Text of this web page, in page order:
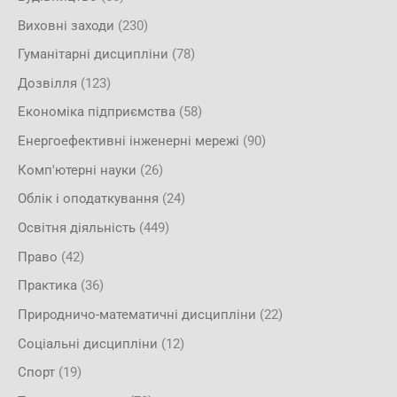
Виховні заходи (230)
Гуманітарні дисципліни (78)
Дозвілля (123)
Економіка підприємства (58)
Енергоефективні інженерні мережі (90)
Комп'ютерні науки (26)
Облік і оподаткування (24)
Освітня діяльність (449)
Право (42)
Практика (36)
Природничо-математичні дисципліни (22)
Соціальні дисципліни (12)
Спорт (19)